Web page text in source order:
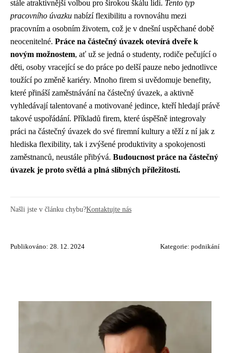
stále atraktivnější volbou pro širokou škálu lidí. Tento typ
pracovního úvazku nabízí flexibilitu a rovnováhu mezi
pracovním a osobním životem, což je v dnešní uspěchané době
neocenitelné. Práce na částečný úvazek otevírá dveře k
novým možnostem, ať už se jedná o studenty, rodiče pečující o
děti, osoby vracející se do práce po delší pauze nebo jednotlivce
toužící po změně kariéry. Mnoho firem si uvědomuje benefity,
které přináší zaměstnávání na částečný úvazek, a aktivně
vyhledávají talentované a motivované jedince, kteří hledají právě
takové uspořádání. Příkladů firem, které úspěšně integrovaly
práci na částečný úvazek do své firemní kultury a těží z ní jak z
hlediska flexibility, tak i zvýšené produktivity a spokojenosti
zaměstnanců, neustále přibývá. Budoucnost práce na částečný
úvazek je proto světlá a plná slibných příležitostí.
Našli jste v článku chybu?Kontaktujte nás
Publikováno: 28. 12. 2024 Kategorie: podnikání